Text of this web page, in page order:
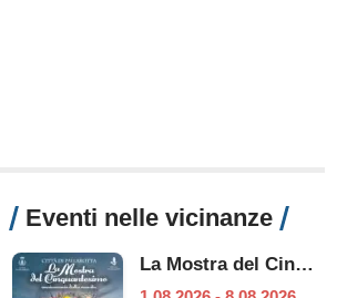
Eventi nelle vicinanze
La Mostra del Cinquantesimo